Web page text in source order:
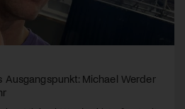
Ausgangspunkt: Michael Werder